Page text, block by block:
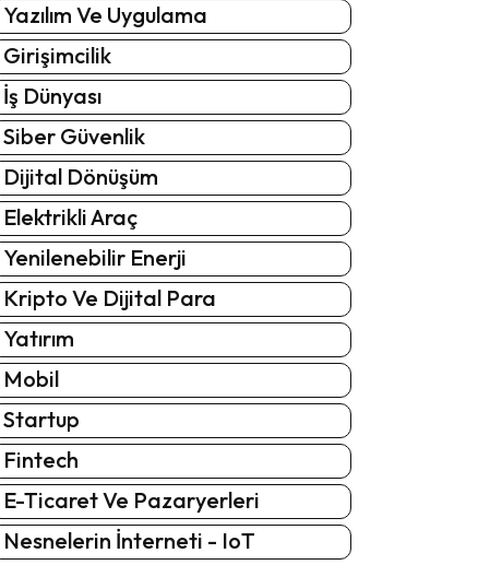
Yazılım Ve Uygulama
Girişimcilik
İş Dünyası
Siber Güvenlik
Dijital Dönüşüm
Elektrikli Araç
Yenilenebilir Enerji
Kripto Ve Dijital Para
Yatırım
Mobil
Startup
Fintech
E-Ticaret Ve Pazaryerleri
Nesnelerin İnterneti - IoT